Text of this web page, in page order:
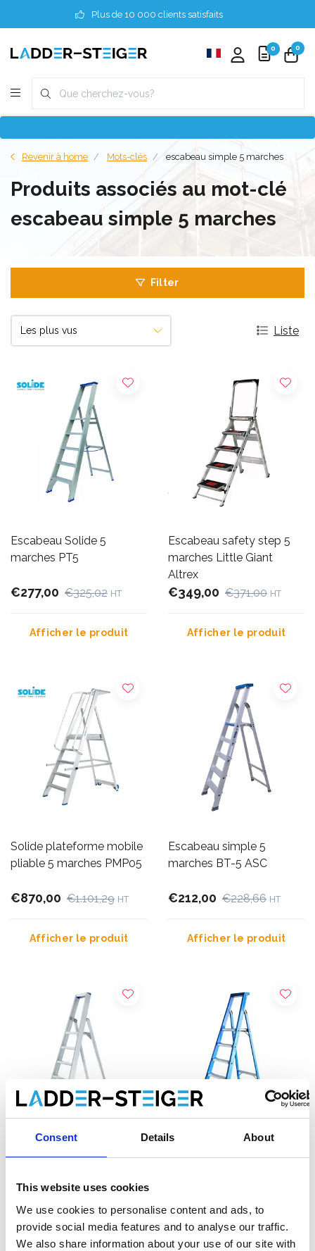
Consent Details About
This website uses cookies
We use cookies to personalise content and ads, to
provide social media features and to analyse our traffic.
We also share information about your use of our site with
Plus de 10 000 clients satisfaits
0 0
Revenir à home Mots-clés escabeau simple 5 marches
Produits associés au mot-clé
escabeau simple 5 marches
Filter
Liste
Escabeau Solide 5
marches PT5
€277,00 €325,02 HT
Afficher le produit
Escabeau safety step 5
marches Little Giant
Altrex
€349,00 €371,00 HT
Afficher le produit
Solide plateforme mobile
pliable 5 marches PMP05
€870,00 €1.101,29 HT
Afficher le produit
Escabeau simple 5
marches BT-5 ASC
€212,00 €228,66 HT
Afficher le produit
€195,00 €201,19
Ajouter
€244,00 €267,68
Afficher le produit